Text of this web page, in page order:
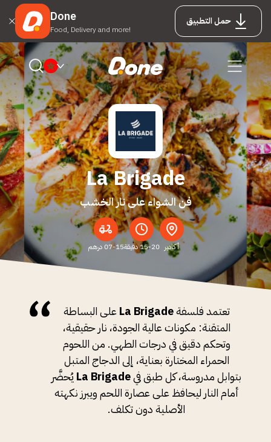
حمل التطبيق Done
Food, Delivery and more!
La Brigade
فن الشواء على نار الخشب
أكادير 15-20 دقيقة 07-15 درهم
تعتمد فلسفةLa Brigadeعلى البساطة
المتقنة: مكونات عالية الجودة، نار حقيقية،
وتحكم دقيق في درجات الطهي. من اللحوم
الحمراء المختارة بعناية، إلى الدجاج المتبل
بتوابل مدروسة، كل طبق فيLa Brigade يُحضَّر
أمام النار ليحافظ على عصارة اللحم ويبرز نكهته
الأصلية دون تكلف.